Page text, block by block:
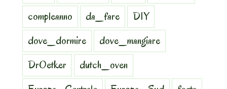
compleanno
da_fare
DIY
dove_dormire
dove_mangiare
DrOetker
dutch_oven